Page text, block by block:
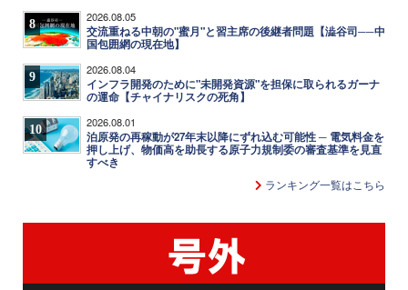
8 2026.08.05
交流重ねる中朝の"蜜月"と習主席の後継者問題【澁谷司──中
国包囲網の現在地】
9 2026.08.04
インフラ開発のために"未開発資源"を担保に取られるガーナ
の運命【チャイナリスクの死角】
10 2026.08.01
泊原発の再稼動が27年末以降にずれ込む可能性 ─ 電気料金を
押し上げ、物価高を助長する原子力規制委の審査基準を見直
すべき
ランキング一覧はこちら